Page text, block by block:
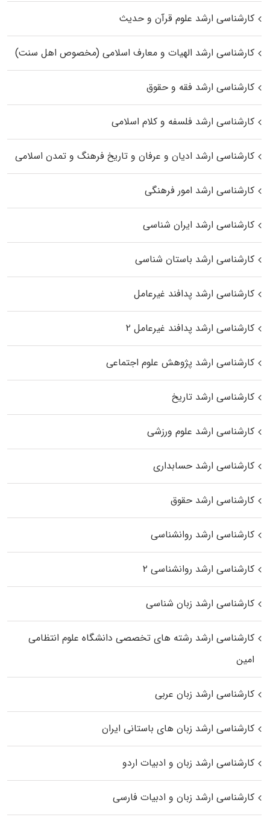
کارشناسی ارشد علوم قرآن و حدیث
کارشناسی ارشد الهیات و معارف اسلامی (مخصوص اهل سنت)
کارشناسی ارشد فقه و حقوق
کارشناسی ارشد فلسفه و کلام اسلامی
کارشناسی ارشد ادیان و عرفان و تاریخ فرهنگ و تمدن اسلامی
کارشناسی ارشد امور فرهنگی
کارشناسی ارشد ایران شناسی
کارشناسی ارشد باستان شناسی
کارشناسی ارشد پدافند غیرعامل
کارشناسی ارشد پدافند غیرعامل ۲
کارشناسی ارشد پژوهش علوم اجتماعی
کارشناسی ارشد تاریخ
کارشناسی ارشد علوم ورزشی
کارشناسی ارشد حسابداری
کارشناسی ارشد حقوق
کارشناسی ارشد روانشناسی
کارشناسی ارشد روانشناسی ۲
کارشناسی ارشد زبان شناسی
کارشناسی ارشد رﺷﺘﻪ ﻫﺎی تخصصی داﻧﺸﮕﺎه ﻋﻠﻮم انتظامی
اﻣﻴﻦ
کارشناسی ارشد زبان عربی
کارشناسی ارشد زبان‌ های باستانی ایران
کارشناسی ارشد زبان و ادبیات اردو
کارشناسی ارشد زبان و ادبیات فارسی